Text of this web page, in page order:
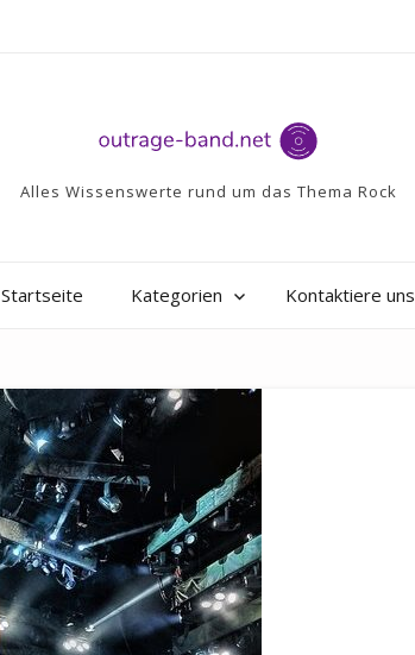
Alles Wissenswerte rund um das Thema Rock
Startseite Kategorien Kontaktiere uns